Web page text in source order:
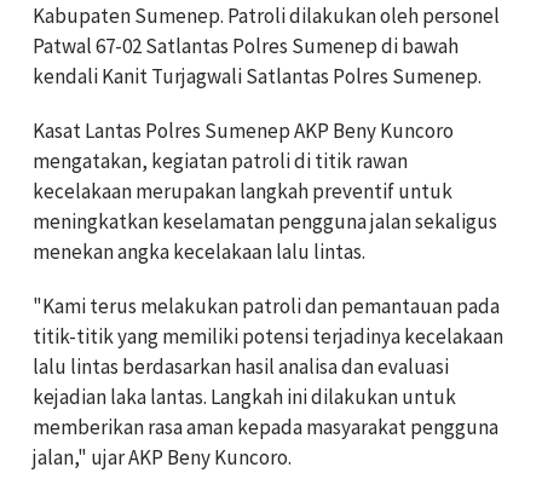
Kabupaten Sumenep. Patroli dilakukan oleh personel
Patwal 67-02 Satlantas Polres Sumenep di bawah
kendali Kanit Turjagwali Satlantas Polres Sumenep.
Kasat Lantas Polres Sumenep AKP Beny Kuncoro
mengatakan, kegiatan patroli di titik rawan
kecelakaan merupakan langkah preventif untuk
meningkatkan keselamatan pengguna jalan sekaligus
menekan angka kecelakaan lalu lintas.
"Kami terus melakukan patroli dan pemantauan pada
titik-titik yang memiliki potensi terjadinya kecelakaan
lalu lintas berdasarkan hasil analisa dan evaluasi
kejadian laka lantas. Langkah ini dilakukan untuk
memberikan rasa aman kepada masyarakat pengguna
jalan," ujar AKP Beny Kuncoro.